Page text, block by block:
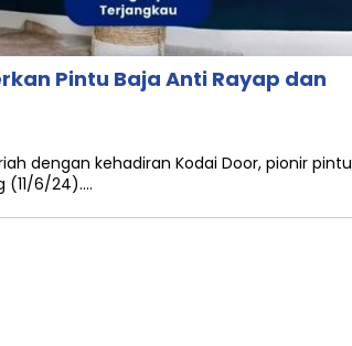
Pintu Baja Anti Rayap dan
dengan kehadiran Kodai Door, pionir pintu
(11/6/24)….